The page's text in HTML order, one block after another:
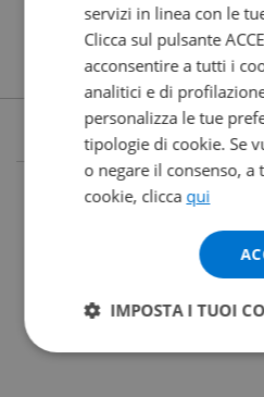
servizi in linea con le
Clicca sul pulsante
acconsentire a tutti i
analitici e di
personalizza le tue
tipologie di cookie. Se
o negare il consenso,
cookie, clicca qui
IMPOSTA I TUOI